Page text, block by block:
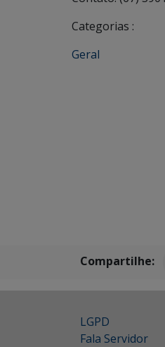
Categorias :
Geral
Compartilhe:
LGPD
Fala Servidor